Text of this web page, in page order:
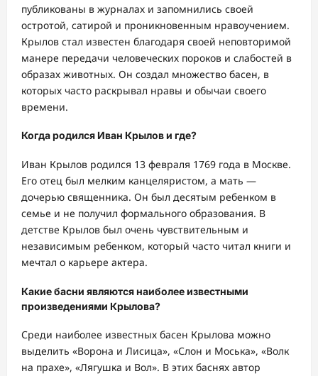
публикованы в журналах и запомнились своей
остротой, сатирой и проникновенным нравоучением.
Крылов стал известен благодаря своей неповторимой
манере передачи человеческих пороков и слабостей в
образах животных. Он создал множество басен, в
которых часто раскрывал нравы и обычаи своего
времени.
Когда родился Иван Крылов и где?
Иван Крылов родился 13 февраля 1769 года в Москве.
Его отец был мелким канцеляристом, а мать —
дочерью священника. Он был десятым ребенком в
семье и не получил формального образования. В
детстве Крылов был очень чувствительным и
независимым ребенком, который часто читал книги и
мечтал о карьере актера.
Какие басни являются наиболее известными
произведениями Крылова?
Среди наиболее известных басен Крылова можно
выделить «Ворона и Лисица», «Слон и Моська», «Волк
на прахе», «Лягушка и Вол». В этих баснях автор